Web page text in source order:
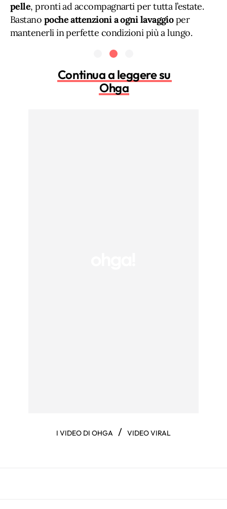
pelle, pronti ad accompagnarti per tutta l’estate.
Bastano poche attenzioni a ogni lavaggioper
mantenerli in perfette condizioni più a lungo.
Continua a leggere su
Ohga
I VIDEO DI OHGA / VIDEO VIRAL